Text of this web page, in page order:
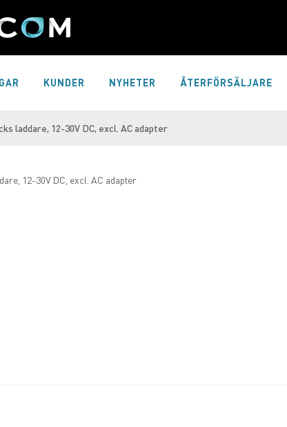
KUNDER NYHETER ÅTERFÖRSÄLJARE
laddare, 12-30V DC, excl. AC adapter